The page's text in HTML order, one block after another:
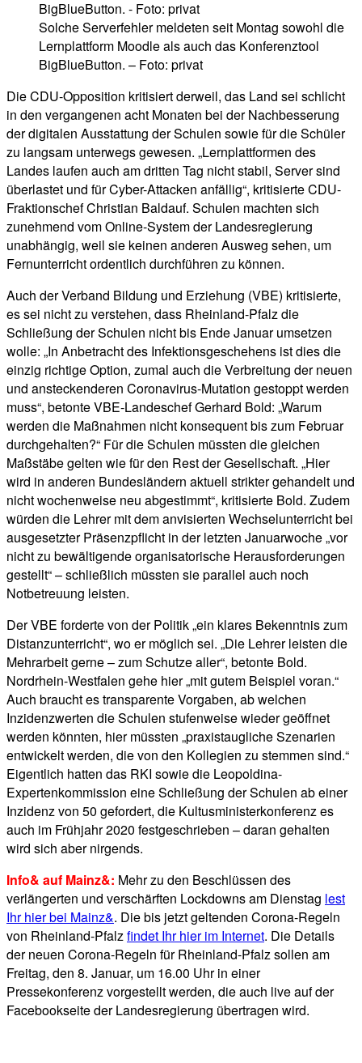
Solche Serverfehler meldeten seit Montag sowohl die
Lernplattform Moodle als auch das Konferenztool
BigBlueButton. – Foto: privat
Die CDU-Opposition kritisiert derweil, das Land sei schlicht
in den vergangenen acht Monaten bei der Nachbesserung
der digitalen Ausstattung der Schulen sowie für die Schüler
zu langsam unterwegs gewesen. „Lernplattformen des
Landes laufen auch am dritten Tag nicht stabil, Server sind
überlastet und für Cyber-Attacken anfällig“, kritisierte CDU-
Fraktionschef Christian Baldauf. Schulen machten sich
zunehmend vom Online-System der Landesregierung
unabhängig, weil sie keinen anderen Ausweg sehen, um
Fernunterricht ordentlich durchführen zu können.
Auch der Verband Bildung und Erziehung (VBE) kritisierte,
es sei nicht zu verstehen, dass Rheinland-Pfalz die
Schließung der Schulen nicht bis Ende Januar umsetzen
wolle: „In Anbetracht des Infektionsgeschehens ist dies die
einzig richtige Option, zumal auch die Verbreitung der neuen
und ansteckenderen Coronavirus-Mutation gestoppt werden
muss“, betonte VBE-Landeschef Gerhard Bold: „Warum
werden die Maßnahmen nicht konsequent bis zum Februar
durchgehalten?“ Für die Schulen müssten die gleichen
Maßstäbe gelten wie für den Rest der Gesellschaft. „Hier
wird in anderen Bundesländern aktuell strikter gehandelt und
nicht wochenweise neu abgestimmt“, kritisierte Bold. Zudem
würden die Lehrer mit dem anvisierten Wechselunterricht bei
ausgesetzter Präsenzpflicht in der letzten Januarwoche „vor
nicht zu bewältigende organisatorische Herausforderungen
gestellt“ – schließlich müssten sie parallel auch noch
Notbetreuung leisten.
Der VBE forderte von der Politik „ein klares Bekenntnis zum
Distanzunterricht“, wo er möglich sei. „Die Lehrer leisten die
Mehrarbeit gerne – zum Schutze aller“, betonte Bold.
Nordrhein-Westfalen gehe hier „mit gutem Beispiel voran.“
Auch braucht es transparente Vorgaben, ab welchen
Inzidenzwerten die Schulen stufenweise wieder geöffnet
werden könnten, hier müssten „praxistaugliche Szenarien
entwickelt werden, die von den Kollegien zu stemmen sind.“
Eigentlich hatten das RKI sowie die Leopoldina-
Expertenkommission eine Schließung der Schulen ab einer
Inzidenz von 50 gefordert, die Kultusministerkonferenz es
auch im Frühjahr 2020 festgeschrieben – daran gehalten
wird sich aber nirgends.
Info& auf Mainz&: Mehr zu den Beschlüssen des
verlängerten und verschärften Lockdowns am Dienstag lest
Ihr hier bei Mainz&. Die bis jetzt geltenden Corona-Regeln
von Rheinland-Pfalzfindet Ihr hier im Internet. Die Details
der neuen Corona-Regeln für Rheinland-Pfalz sollen am
Freitag, den 8. Januar, um 16.00 Uhr in einer
Pressekonferenz vorgestellt werden, die auch live auf der
Facebookseite der Landesregierung übertragen wird.